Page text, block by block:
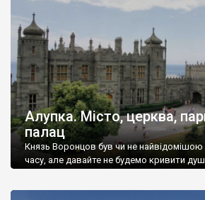
Алупка. Місто, церква,
палац
Князь Воронцов був чи не
часу, але давайте не будемо кривити